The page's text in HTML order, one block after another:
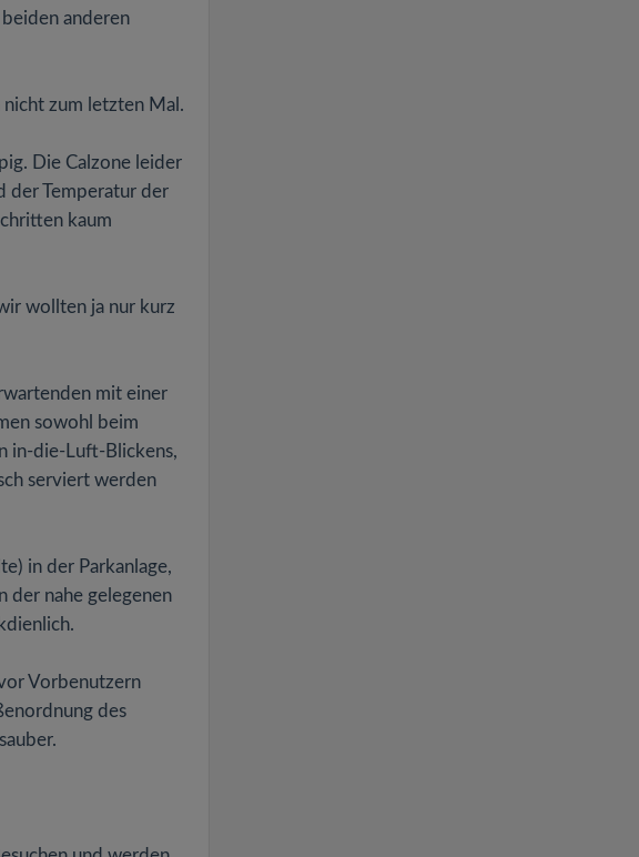
anderen
nicht zum letzten Mal.
Die Calzone leider
der Temperatur der
kaum
wollten ja nur kurz
mit einer
sowohl beim
in-die-Luft-Blickens,
serviert werden
in der Parkanlage,
der nahe gelegenen
Vorbenutzern
des